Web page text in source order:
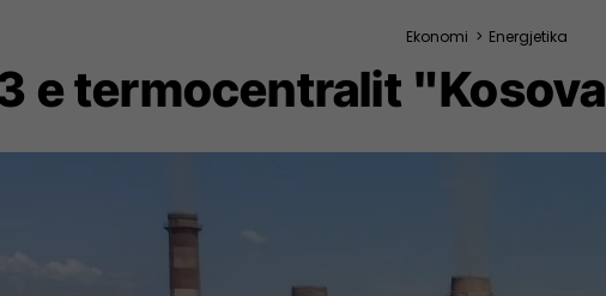
Ekonomi > Energjetika
e termocentralit